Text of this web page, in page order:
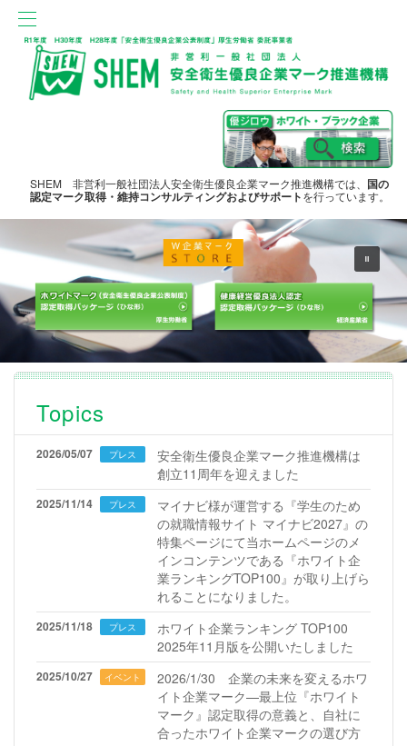
SHEM 非営利一般社団法人安全衛生優良企業マーク推進機構では、 国の
認定マーク取得・維持コンサルティングおよびサポートを行っています。
Topics
2026/05/07 プレス
安全衛生優良企業マーク推進機構は
創立11周年を迎えました
2025/11/14 プレス
マイナビ様が運営する『学生のため
の就職情報サイト マイナビ2027』の
特集ページにて当ホームページのメ
インコンテンツである『ホワイト企
業ランキングTOP100』が取り上げら
れることになりました。
2025/11/18 プレス
ホワイト企業ランキング TOP100
2025年11月版を公開いたしました
2025/10/27 イベント
2026/1/30 企業の未来を変えるホワ
イト企業マーク—最上位『ホワイト
マーク』認定取得の意義と、自社に
合ったホワイト企業マークの選び方